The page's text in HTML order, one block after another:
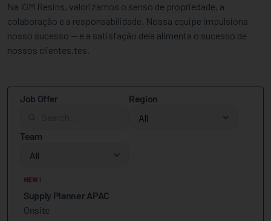
Na IGM Resins, valorizamos o senso de propriedade, a
colaboração e a responsabilidade. Nossa equipe impulsiona
nosso sucesso — e a satisfação dela alimenta o sucesso de
nossos clientes.tes.